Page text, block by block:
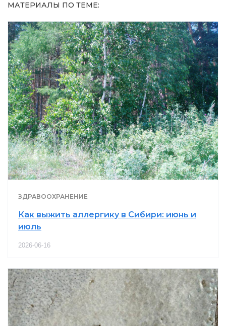
МАТЕРИАЛЫ ПО ТЕМЕ:
ЗДРАВООХРАНЕНИЕ
Как выжить аллергику в Сибири: июнь и
июль
2026-06-16